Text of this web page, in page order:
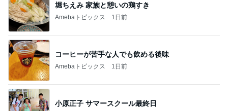
堀ちえみ 家族と憩いの鶏すき
Amebaトピックス 1日前
コーヒーが苦手な人でも飲める後味
Amebaトピックス 1日前
小原正子 サマースクール最終日